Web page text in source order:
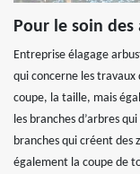
Pour le soin des
Entreprise élagage
qui concerne les travaux
coupe, la taille, mais
les branches d’arbres
branches qui créent des
également la coupe de